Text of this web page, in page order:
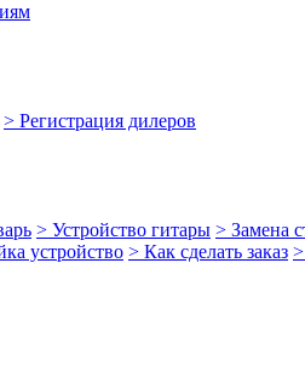
> Регистрация дилеров
> Устройство гитары > Замена
устройство > Как сделать заказ